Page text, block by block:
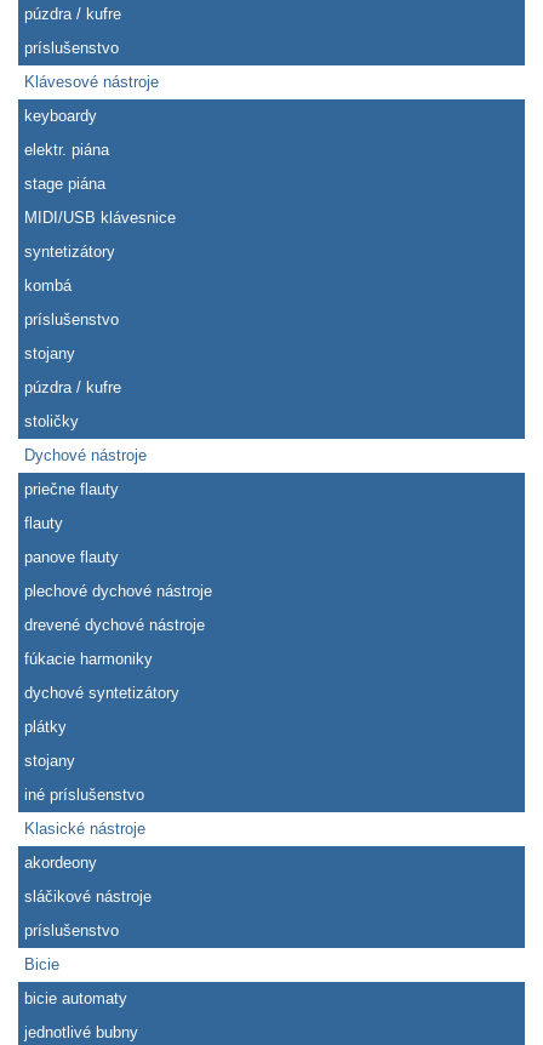
púzdra / kufre
príslušenstvo
Klávesové nástroje
keyboardy
elektr. piána
stage piána
MIDI/USB klávesnice
syntetizátory
kombá
príslušenstvo
stojany
púzdra / kufre
stoličky
Dychové nástroje
priečne flauty
flauty
panove flauty
plechové dychové nástroje
drevené dychové nástroje
fúkacie harmoniky
dychové syntetizátory
plátky
stojany
iné príslušenstvo
Klasické nástroje
akordeony
sláčikové nástroje
príslušenstvo
Bicie
bicie automaty
jednotlivé bubny